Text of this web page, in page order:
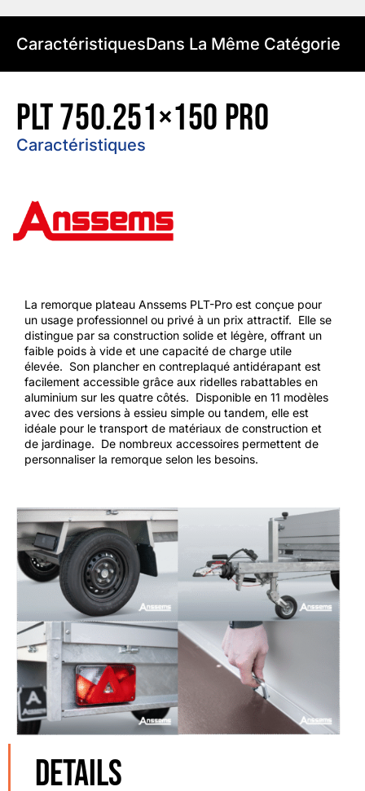
CaractéristiquesDans La Même Catégorie
PLT 750.251×150 PRO
Caractéristiques
La remorque plateau Anssems PLT-Pro est conçue pour
un usage professionnel ou privé à un prix attractif. ​ Elle se
distingue par sa construction solide et légère, offrant un
faible poids à vide et une capacité de charge utile
élevée. ​ Son plancher en contreplaqué antidérapant est
facilement accessible grâce aux ridelles rabattables en
aluminium sur les quatre côtés. ​ Disponible en 11 modèles
avec des versions à essieu simple ou tandem, elle est
idéale pour le transport de matériaux de construction et
de jardinage. ​ De nombreux accessoires permettent de
personnaliser la remorque selon les besoins. ​
DETAILS